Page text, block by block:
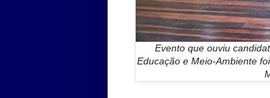
Evento que ouviu
Educação e Meio-Ambiente